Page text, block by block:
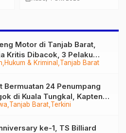
Inovatif dengan 12
Hukum & Kriminal Tanjab Barat
Motor di Tanjab Barat,
Kritis Dibacok, 3 Pelaku
Tanjab Barat Terkini
Bermuatan 24 Penumpang
di Kuala Tungkal, Kapten
ke-1, TS Billiard